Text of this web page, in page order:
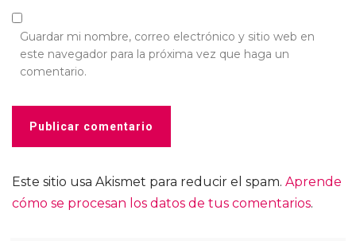
Guardar mi nombre, correo electrónico y sitio web en
este navegador para la próxima vez que haga un
comentario.
Este sitio usa Akismet para reducir el spam. Aprende
cómo se procesan los datos de tus comentarios.